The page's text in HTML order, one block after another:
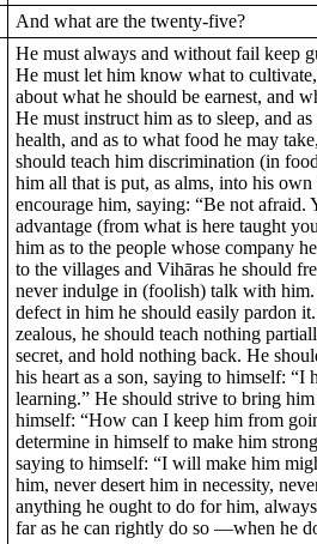
And what are the twenty-five?
He must always and without fail keep
He must let him know what to
about what he should be earnest, and
He must instruct him as to sleep, and
health, and as to what food he may
should teach him discrimination (in
him all that is put, as alms, into his
encourage him, saying: “Be not afraid.
advantage (from what is here taught
him as to the people whose company
to the villages and Vihāras he should
never indulge in (foolish) talk with him.
defect in him he should easily pardon
zealous, he should teach nothing
secret, and hold nothing back. He
his heart as a son, saying to himself: “I
learning.” He should strive to bring
himself: “How can I keep him from
determine in himself to make him
saying to himself: “I will make him
him, never desert him in necessity,
anything he ought to do for him,
far as he can rightly do so —when he